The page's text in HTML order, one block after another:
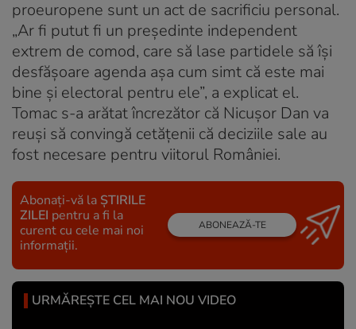
proeuropene sunt un act de sacrificiu personal.
„Ar fi putut fi un președinte independent
extrem de comod, care să lase partidele să își
desfășoare agenda așa cum simt că este mai
bine și electoral pentru ele”, a explicat el.
Tomac s-a arătat încrezător că Nicușor Dan va
reuși să convingă cetățenii că deciziile sale au
fost necesare pentru viitorul României.
Abonați-vă la ȘTIRILE
ZILEI pentru a fi la
curent cu cele mai noi
informații.
ABONEAZĂ-TE
URMĂREȘTE CEL MAI NOU VIDEO